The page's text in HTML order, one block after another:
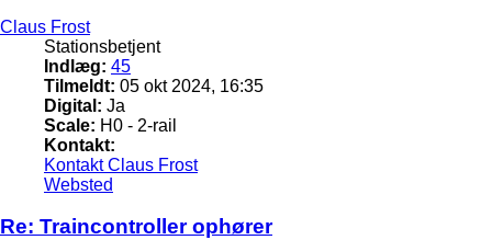
Claus Frost
Stationsbetjent
Indlæg: 45
Tilmeldt: 05 okt 2024, 16:35
Digital: Ja
Scale: H0 - 2-rail
Kontakt:
Kontakt Claus Frost
Websted
Re: Traincontroller ophører